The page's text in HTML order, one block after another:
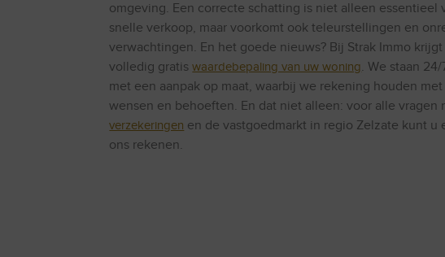
omgeving. Een correcte schatting is niet alleen essentieel
snelle verkoop, maar voorkomt ook teleurstellingen en
verwachtingen. En het goede nieuws? Bij Strak Immo
volledig gratiswaardebepaling van uw woning. We staan
met een aanpak op maat, waarbij we rekening houden met
wensen en behoeften. En dat niet alleen: voor alle vragen
verzekeringen en de vastgoedmarkt in regio Zelzate kunt u
ons rekenen.